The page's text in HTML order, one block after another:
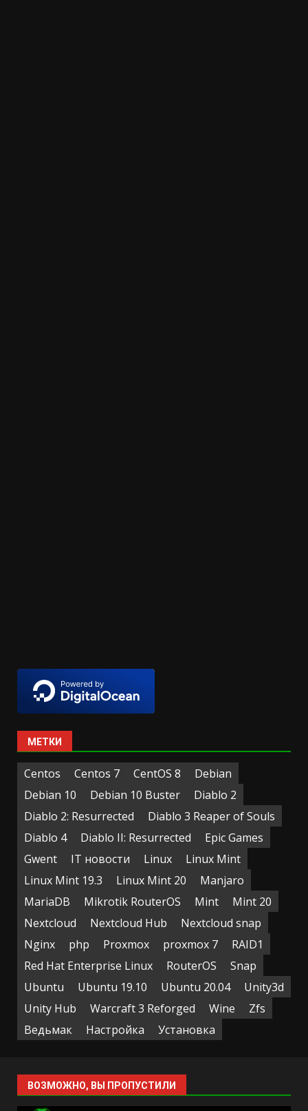
МЕТКИ
Centos Centos 7 CentOS 8
Debian
Debian 10
Debian 10 Buster
Diablo 2
Diablo 2: Resurrected
Diablo 3 Reaper of Souls
Diablo 4
Diablo II: Resurrected
Epic Games
Gwent
IT новости Linux
Linux Mint
Linux Mint 19.3
Linux Mint 20
Manjaro
MariaDB
Mikrotik RouterOS Mint
Mint 20
Nextcloud
Nextcloud Hub
Nextcloud snap
Nginx
php Proxmox proxmox 7
RAID1
Red Hat Enterprise Linux
RouterOS
Snap
Ubuntu
Ubuntu 19.10 Ubuntu 20.04
Unity3d
Unity Hub
Warcraft 3 Reforged Wine
Zfs
Ведьмак
Настройка Установка
ВОЗМОЖНО, ВЫ ПРОПУСТИЛИ